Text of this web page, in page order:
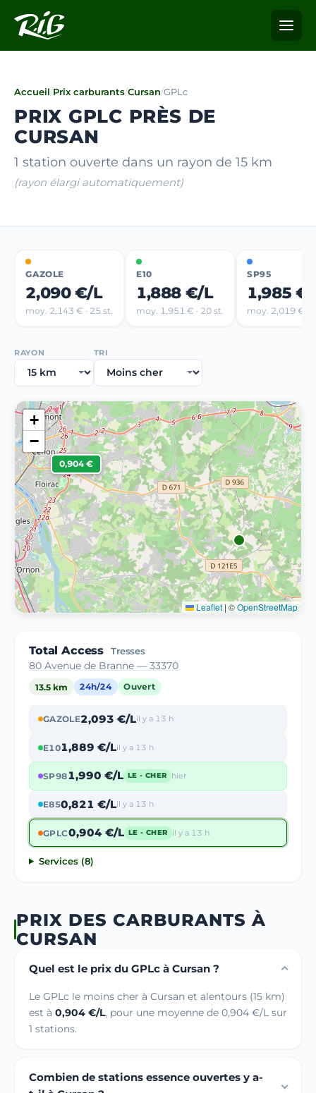
Accueil/Prix carburants/Cursan/GPLc
PRIX GPLC PRÈS DE
CURSAN
1 station ouverte dans un rayon de 15 km
(rayon élargi automatiquement)
GAZOLE
2,090 €/L
moy. 2,143 € · 25 st.
E10
1,888 €/L
moy. 1,951 € · 20 st.
SP95
1,985
moy. 2,019 € ·
RAYON TRI
0,904 €
+
−
Leaflet | ©OpenStreetMap
Total Access Tresses
80 Avenue de Branne — 33370
13.5 km 24h/24 Ouvert
GAZOLE2,093 €/Lil y a 13 h
E101,889 €/Lil y a 13 h
SP981,990 €/L LE - CHER hier
E850,821 €/Lil y a 13 h
GPLC0,904 €/L LE - CHER il y a 13 h
Services (8)
PRIX DES CARBURANTS À
CURSAN
Quel est le prix du GPLc à Cursan ?
Le GPLc le moins cher à Cursan et alentours (15 km)
est à 0,904 €/L, pour une moyenne de 0,904 €/L sur
1 stations.
Combien de stations essence ouvertes y a-